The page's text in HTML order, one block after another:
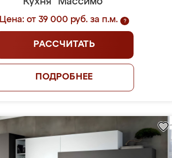
Цена: от 39 000 руб. за п.м. ?
РАССЧИТАТЬ
ПОДРОБНЕЕ